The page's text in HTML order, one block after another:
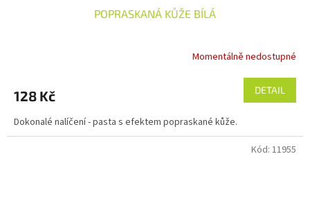
POPRASKANÁ KŮŽE BÍLÁ
Momentálně nedostupné
128 Kč DETAIL
Dokonalé nalíčení - pasta s efektem popraskané kůže.
Kód: 11955